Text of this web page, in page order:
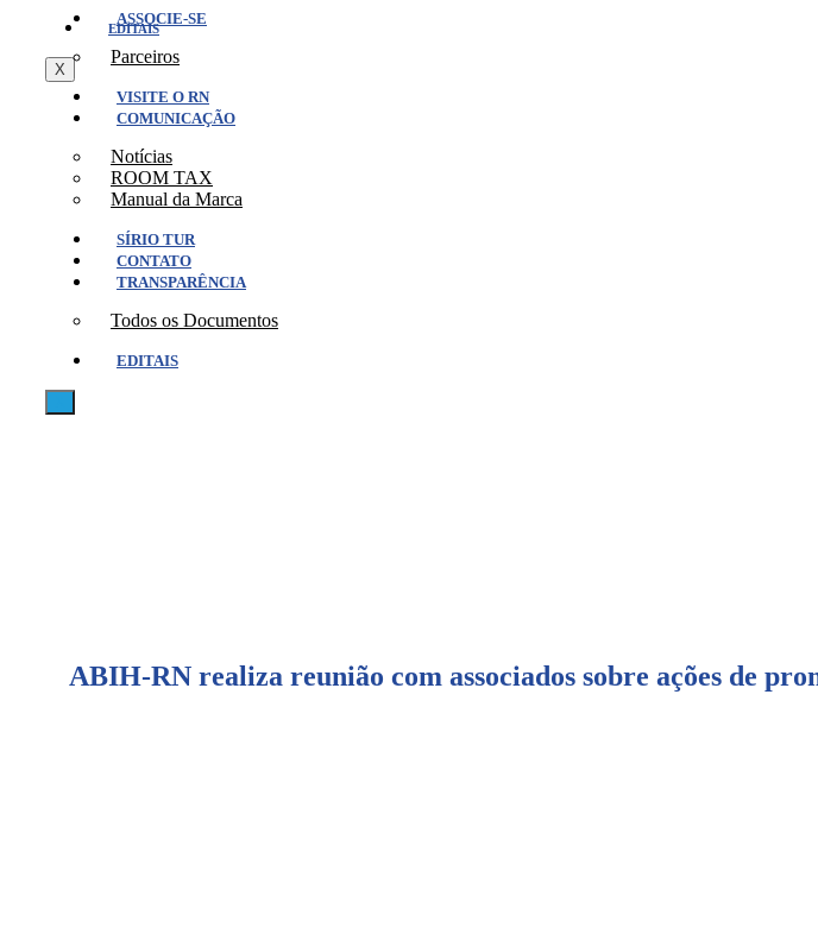
EDITAIS
X
ASSOCIE-SE
Parceiros
VISITE O RN
COMUNICAÇÃO
Notícias
ROOM TAX
Manual da Marca
SÍRIO TUR
CONTATO
TRANSPARÊNCIA
Todos os Documentos
EDITAIS
ABIH-RN realiza reunião com associados sobre ações de